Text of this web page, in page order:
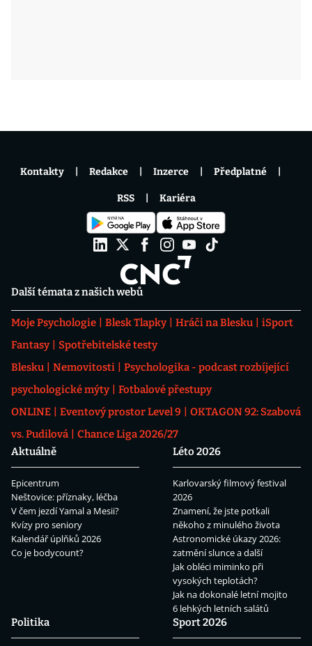
Další témata z našich webů
Moje Psychologie Blesk Tlapky Hráči na Blesku
iSport
Fantasy
Spotřebitelské testy
Blesku
Nemovitosti
Psychologika - podcast rozbíjející
psychologické mýty
Fotbalové přestupy
ONLINE
Eventový prostor Level 9
OKTAGON 92: Szabová
vs. Pudilová
Chance Liga 2026/27
Aktuálně
Epicentrum
Neštovice: příznaky, léčba
V čem jezdí Yamal a Mesii?
Kvízy pro seniory
Kalendář úplňků 2026
Co je bodycount?
Léto 2026
Karlovarský filmový festival
2026
Znamení, že jste potkali
někoho z minulého života
Astronomické úkazy 2026:
zatmění slunce a další
Jak obléci miminko při
vysokých teplotách?
Jak na dokonalé letní mojito
6 lehkých letních salátů
Politika
Sport 2026
Kontakty Redakce Inzerce Předplatné
RSS Kariéra